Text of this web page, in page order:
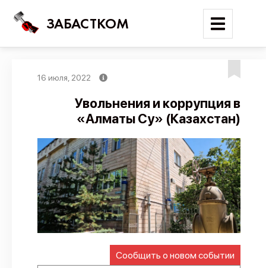
ЗАБАСТКОМ
Поиск
Новости
Карта событий
Трудовые конфликты
Отчеты
Предложить публикацию
API
16 июля, 2022
Увольнения и коррупция в
«Алматы Су» (Казахстан)
Сообщить о новом событии